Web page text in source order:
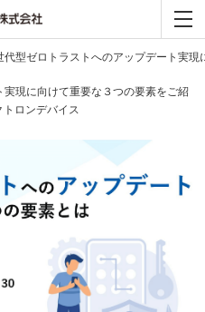
代型ゼロトラストへのアップデート実
現に向けて重要な３つの要素をご紹
ロンデバイス